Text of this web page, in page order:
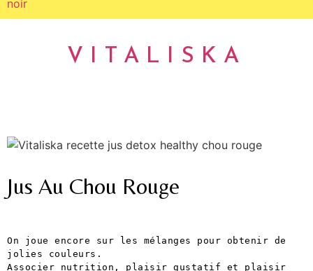
VITALISKA
Jus Au Chou Rouge
On joue encore sur les mélanges pour obtenir de
jolies couleurs.
Associer nutrition, plaisir gustatif et plaisir